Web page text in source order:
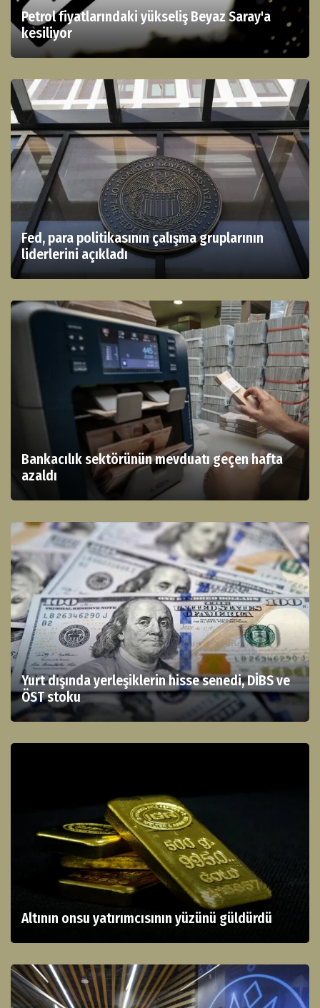
Petrol fiyatlarındaki yükseliş Beyaz Saray'a
kesiliyor
Fed, para politikasının çalışma gruplarının
liderlerini açıkladı
Bankacılık sektörünün mevduatı geçen hafta
azaldı
Yurt dışında yerleşiklerin hisse senedi, DİBS ve
ÖST stoku
Altının onsu yatırımcısının yüzünü güldürdü